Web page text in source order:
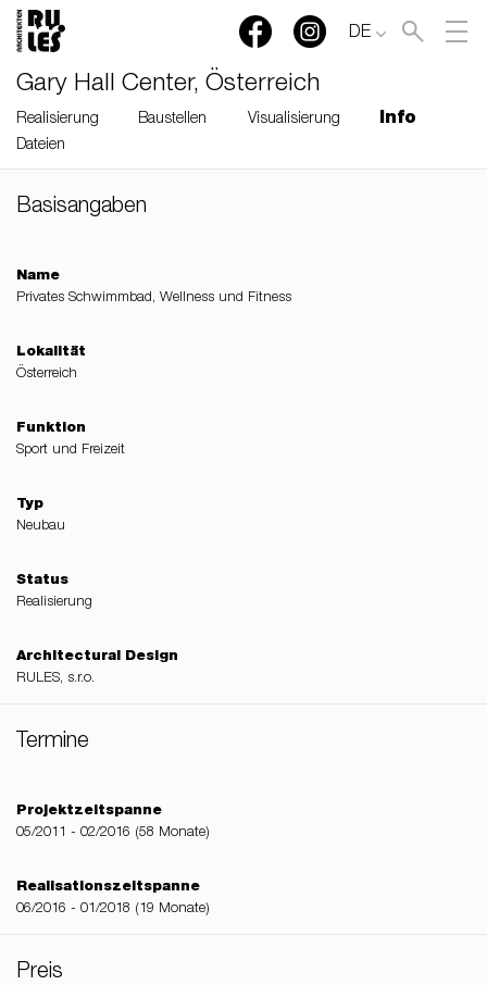
DE
Gary Hall Center, Österreich
Realisierung Baustellen Visualisierung Info
Dateien
Basisangaben
Name
Privates Schwimmbad, Wellness und Fitness
Lokalität
Österreich
Funktion
Sport und Freizeit
Typ
Neubau
Status
Realisierung
Architectural Design
RULES, s.r.o.
Termine
Projektzeitspanne
05/2011 - 02/2016 (58 Monate)
Realisationszeitspanne
06/2016 - 01/2018 (19 Monate)
Preis
RULES, s.r.o., Klincová